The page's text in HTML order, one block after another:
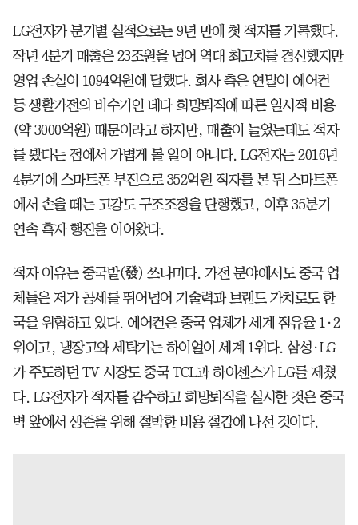
LG전자가 분기별 실적으로는 9년 만에 첫 적자를 기록했다.
작년 4분기 매출은 23조원을 넘어 역대 최고치를 경신했지만
영업 손실이 1094억원에 달했다. 회사 측은 연말이 에어컨
등 생활가전의 비수기인 데다 희망퇴직에 따른 일시적 비용
(약 3000억원) 때문이라고 하지만, 매출이 늘었는데도 적자
를 봤다는 점에서 가볍게 볼 일이 아니다. LG전자는 2016년
4분기에 스마트폰 부진으로 352억원 적자를 본 뒤 스마트폰
에서 손을 떼는 고강도 구조조정을 단행했고, 이후 35분기
연속 흑자 행진을 이어왔다.
적자 이유는 중국발(發) 쓰나미다. 가전 분야에서도 중국 업
체들은 저가 공세를 뛰어넘어 기술력과 브랜드 가치로도 한
국을 위협하고 있다. 에어컨은 중국 업체가 세계 점유율 1·2
위이고, 냉장고와 세탁기는 하이얼이 세계 1위다. 삼성·LG
가 주도하던 TV 시장도 중국 TCL과 하이센스가 LG를 제쳤
다. LG전자가 적자를 감수하고 희망퇴직을 실시한 것은 중국
벽 앞에서 생존을 위해 절박한 비용 절감에 나선 것이다.